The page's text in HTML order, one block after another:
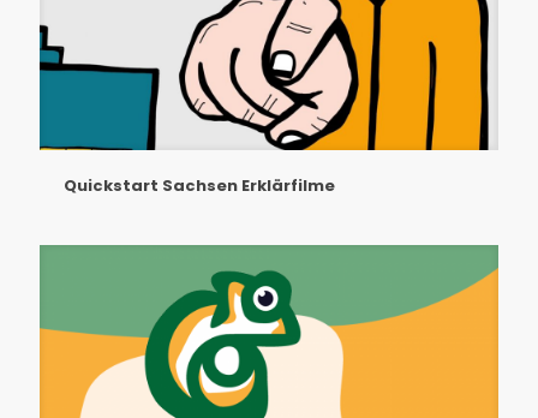
Quickstart Sachsen Erklärfilme